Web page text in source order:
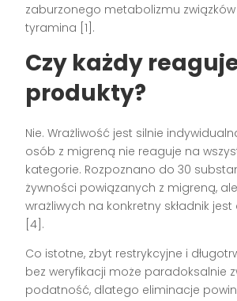
zaburzonego metabolizmu
tyramina [1].
Czy każdy
produkty?
Nie. Wrażliwość jest silnie
osób z migreną nie reaguje na
kategorie. Rozpoznano do 30
żywności powiązanych z migreną,
wrażliwych na konkretny składnik
[4].
Co istotne, zbyt restrykcyjne i
bez weryfikacji może paradoksalnie
podatność, dlatego eliminacje